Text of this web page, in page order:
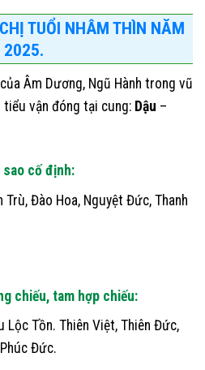
TUỔI NHÂM THÌN NĂM
2025.
Âm Dương, Ngũ Hành trong vũ
tiểu vận đóng tại cung: Dậu –
cố định:
Trù, Đào Hoa, Nguyệt Đức, Thanh
chiếu, tam hợp chiếu:
Lộc Tồn. Thiên Việt, Thiên Đức,
Đức.